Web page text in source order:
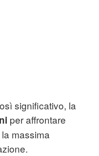
significativo, la
per affrontare
massima